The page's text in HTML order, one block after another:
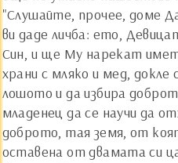
"Слушайте, прочее, доме
ви даде личба: ето,
Син, и ще Му нарекат
храни с мляко и мед, докле
лошото и да избира
младенец да се научи да
доброто, тая земя, от
оставена от двамата си